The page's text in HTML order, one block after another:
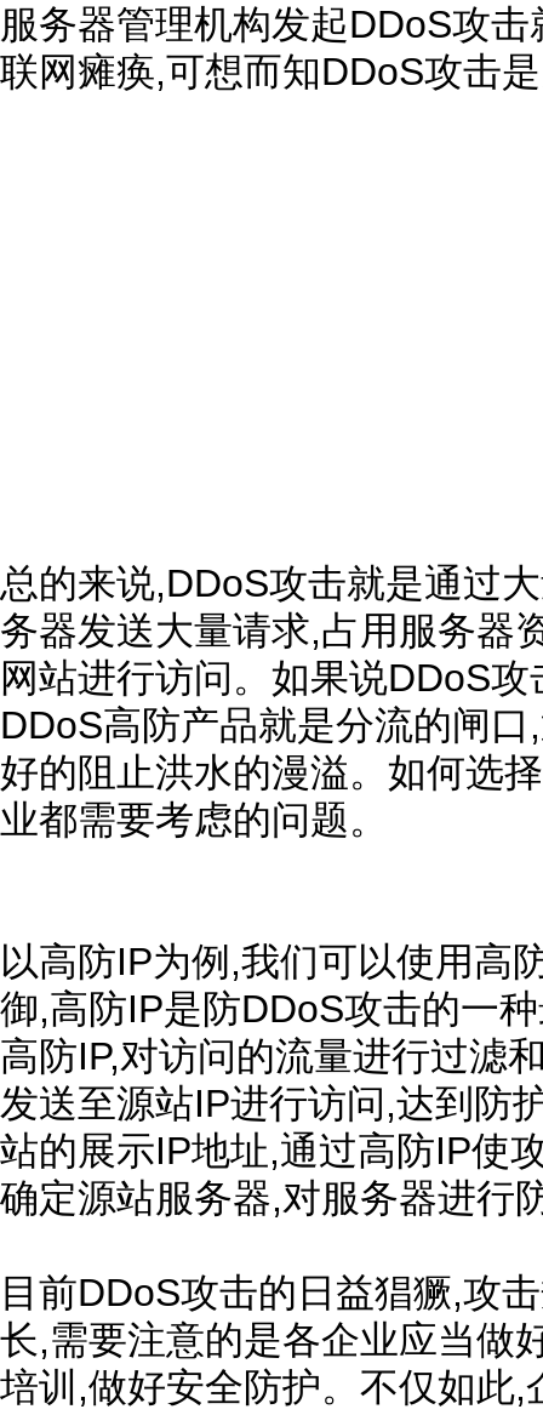
服务器管理机构发起DDoS攻
联网瘫痪,可想而知DDoS攻击
总的来说,DDoS攻击就是通过
务器发送大量请求,占用服务器
网站进行访问。如果说DDoS
DDoS高防产品就是分流的闸
好的阻止洪水的漫溢。如何选
业都需要考虑的问题。
以高防IP为例,我们可以使用高
御,高防IP是防DDoS攻击的一
高防IP,对访问的流量进行过滤
发送至源站IP进行访问,达到防
站的展示IP地址,通过高防IP使
确定源站服务器,对服务器进行
目前DDoS攻击的日益猖獗,攻
长,需要注意的是各企业应当做
培训,做好安全防护。不仅如此